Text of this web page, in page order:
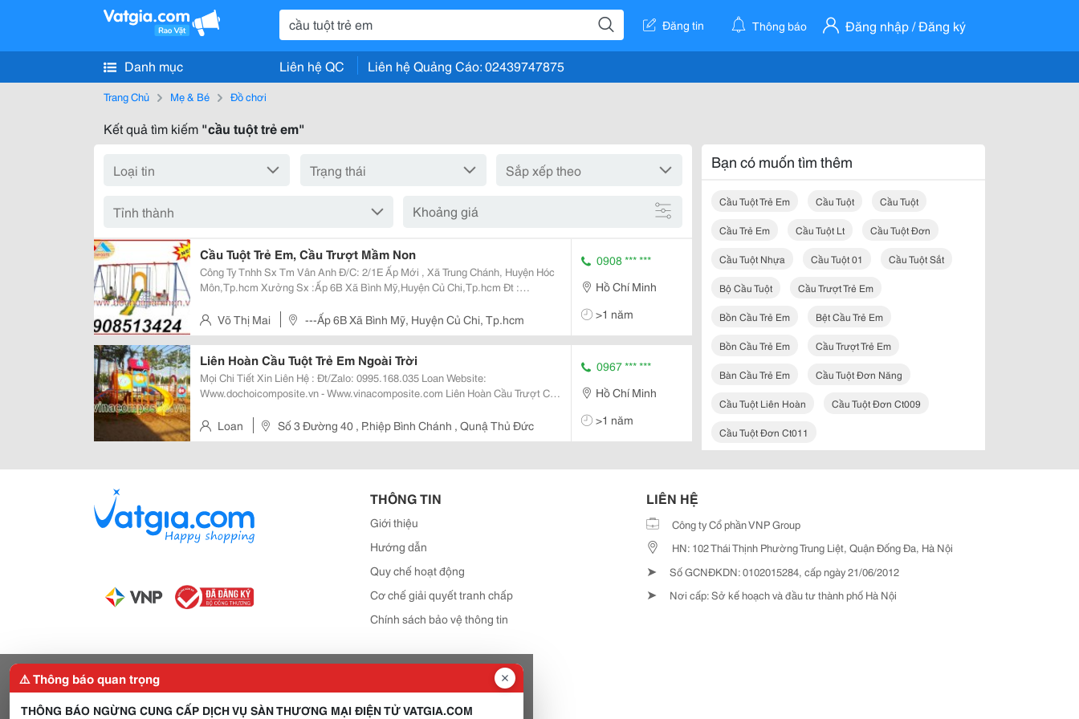
Đăng tin Thông báo Đăng nhập / Đăng ký
Danh mục Liên hệ QC Liên hệ Quảng Cáo: 02439747875
Trang Chủ Mẹ & Bé Đồ chơi
Kết quả tìm kiếm "cầu tuột trẻ em"
Khoảng giá
Cầu Tuột Trẻ Em, Cầu Trượt Mầm Non
Công Ty Tnhh Sx Tm Vân Anh Đ/C: 2/1E Ấp Mới , Xã Trung Chánh, Huyện Hóc
Môn,Tp.hcm Xưởng Sx :Ấp 6B Xã Bình Mỹ,Huyện Củ Chi,Tp.hcm Đt :
Www:dochoimamnon.vn Email:maivo03.Vananh@
Võ Thị Mai ---Ấp 6B Xã Bình Mỹ, Huyện Củ Chi, Tp.hcm
0908 *** ***
Hồ Chí Minh
>1 năm
Liên Hoàn Cầu Tuột Trẻ Em Ngoài Trời
Mọi Chi Tiết Xin Liên Hệ : Đt/Zalo: 0995.168.035 Loan Website:
Www.dochoicomposite.vn - Www.vinacomposite.com Liên Hoàn Cầu Trượt Có
Hoàn Cầu Tuột Trẻ Em Ngoài Trời
Loan Số 3 Đường 40 , P.hiệp Bình Chánh , Qunậ Thủ Đức
0967 *** ***
Hồ Chí Minh
>1 năm
Bạn có muốn tìm thêm
Cầu Tuột Trẻ Em Cầu Tuột Cầu Tuột
Cầu Trẻ Em Cầu Tuột Lt Cầu Tuột Đơn
Cầu Tuột Nhựa Cầu Tuột 01 Cầu Tuột Sắt
Bộ Cầu Tuột Cầu Trượt Trẻ Em
Bồn Cầu Trẻ Em Bệt Cầu Trẻ Em
Bồn Cầu Trẻ Em Cầu Trượt Trẻ Em
Bàn Cầu Trẻ Em Cầu Tuột Đơn Năng
Cầu Tuột Liên Hoàn Cầu Tuột Đơn Ct009
Cầu Tuột Đơn Ct011
THÔNG TIN
Giới thiệu
Hướng dẫn
Quy chế hoạt động
Cơ chế giải quyết tranh chấp
Chính sách bảo vệ thông tin
LIÊN HỆ
Công ty Cổ phần VNP Group
HN: 102 Thái Thịnh Phường Trung Liệt, Quận Đống Đa, Hà Nội
➤ Số GCNĐKDN: 0102015284, cấp ngày 21/06/2012
➤ Nơi cấp: Sở kế hoạch và đầu tư thành phố Hà Nội
⚠️ Thông báo quan trọng
THÔNG BÁO NGỪNG CUNG CẤP DỊCH VỤ SÀN THƯƠNG MẠI ĐIỆN TỬ VATGIA.COM